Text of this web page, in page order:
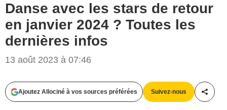
Danse avec les stars de retour
en janvier 2024 ? Toutes les
dernières infos
13 août 2023 à 07:46
Ajoutez Allociné à vos sources préférées Suivez-nous